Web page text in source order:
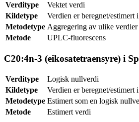
Verditype
Vektet verdi
Kildetype
Verdien er beregnet/estimert
Metodetype Aggregering av ulike verdier
Metode
UPLC-fluorescens
C20:4n-3 (eikosatetraensyre) i
Verditype
Logisk nullverdi
Kildetype
Verdien er beregnet/estimert
Metodetype Estimert som en logisk
Metode
Estimert verdi